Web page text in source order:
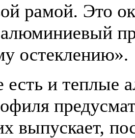
рамой. Это
остеклению».
есть и теплые
выпускает,